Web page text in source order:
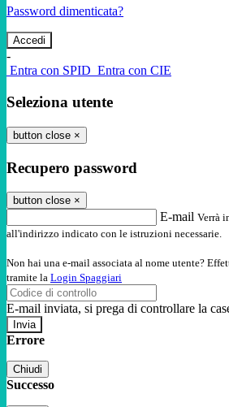
Password dimenticata?
-
Entra con SPID Entra con CIE
Seleziona utente
button close ×
Recupero password
button close ×
E-mail Verrà
all'indirizzo indicato con le istruzioni necessarie.
Non hai una e-mail associata al nome utente?
tramite la Login Spaggiari
E-mail inviata, si prega di controllare la
Errore
Chiudi
Successo